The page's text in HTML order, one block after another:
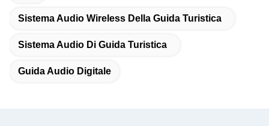
Sistema Audio Wireless Della Guida Turistica
Sistema Audio Di Guida Turistica
Guida Audio Digitale